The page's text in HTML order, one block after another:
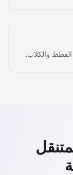
القطط والكلاب.